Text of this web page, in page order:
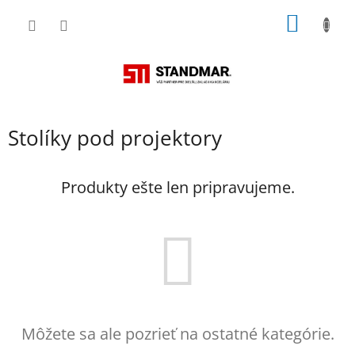
Stolíky pod projektory
Produkty ešte len pripravujeme.
Môžete sa ale pozrieť na ostatné kategórie.